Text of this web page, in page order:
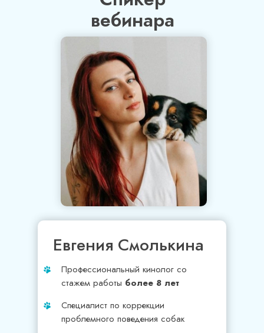
вебинара
Евгения Смолькина
Профессиональный кинолог со
стажем работы более 8 лет
Специалист по коррекции
проблемного поведения собак